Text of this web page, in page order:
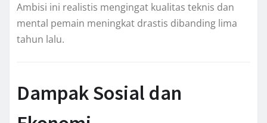
Ambisi ini realistis mengingat kualitas teknis dan
mental pemain meningkat drastis dibanding lima
tahun lalu.
Dampak Sosial dan